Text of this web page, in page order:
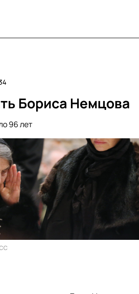
Бориса Немцова
96 лет